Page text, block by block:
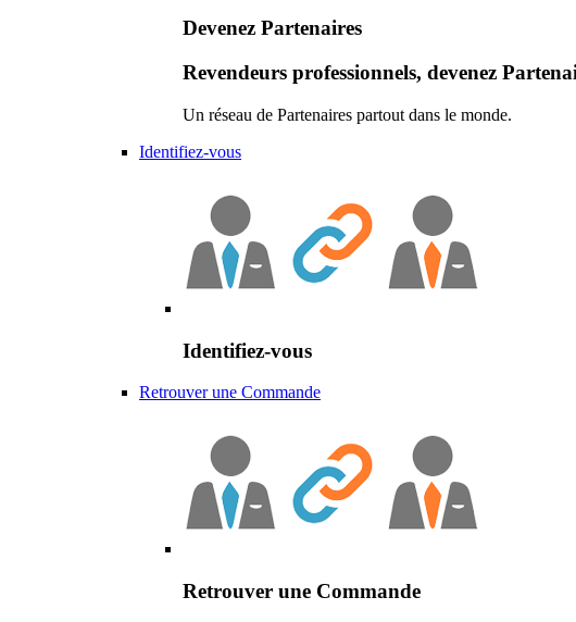
Devenez Partenaires
Revendeurs professionnels, devenez
Un réseau de Partenaires partout dans le monde.
Identifiez-vous
Identifiez-vous
Retrouver une Commande
Retrouver une Commande